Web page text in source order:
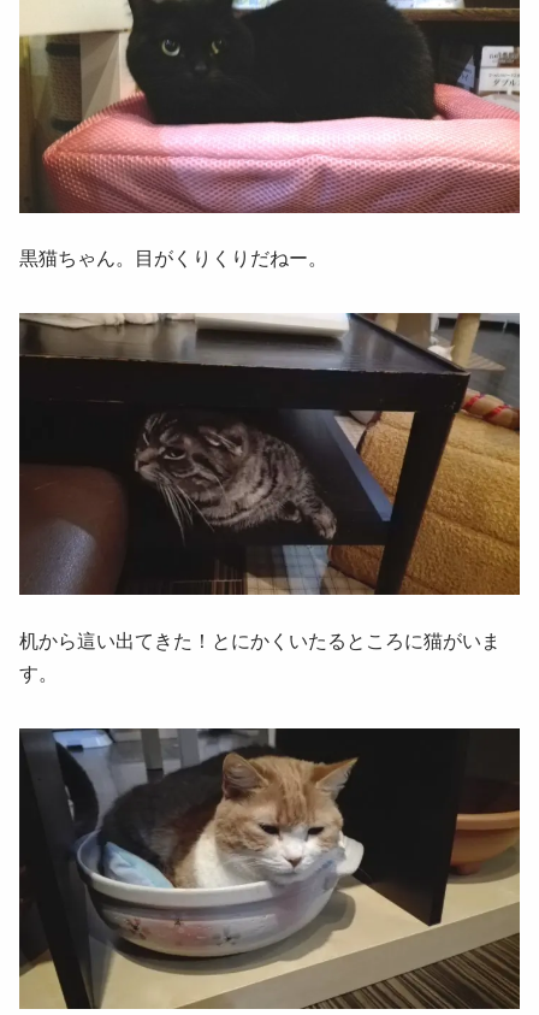
黒猫ちゃん。目がくりくりだねー。
机から這い出てきた！とにかくいたるところに猫がいま
す。